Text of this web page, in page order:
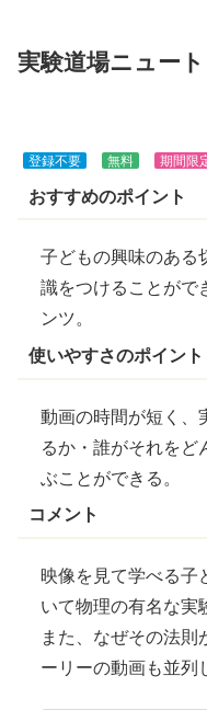
実験道場ニュート
登録不要 無料 期間限
おすすめのポイント
子どもの興味のある
識をつけることがで
ンツ。
使いやすさのポイント
動画の時間が短く、
るか・誰がそれをど
ぶことができる。
コメント
映像を見て学べる子
いて物理の有名な実
また、なぜその法則
ーリーの動画も並列